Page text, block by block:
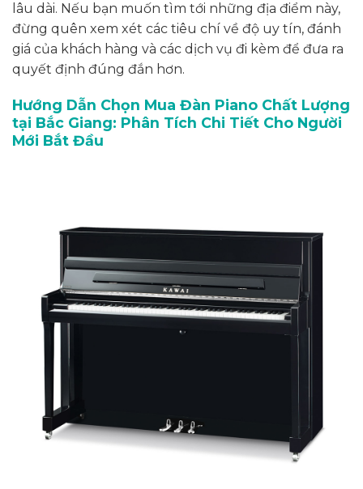
lâu dài. Nếu bạn muốn tìm tới những địa điểm này,
đừng quên xem xét các tiêu chí về độ uy tín, đánh
giá của khách hàng và các dịch vụ đi kèm để đưa ra
quyết định đúng đắn hơn.
Hướng Dẫn Chọn Mua Đàn Piano Chất Lượng
tại Bắc Giang: Phân Tích Chi Tiết Cho Người
Mới Bắt Đầu